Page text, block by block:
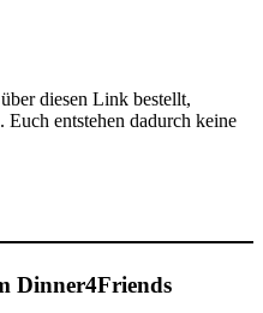
diesen Link bestellt,
entstehen dadurch keine
Dinner4Friends